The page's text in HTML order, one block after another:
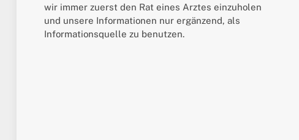
wir immer zuerst den Rat eines Arztes einzuholen
und unsere Informationen nur ergänzend, als
Informationsquelle zu benutzen.